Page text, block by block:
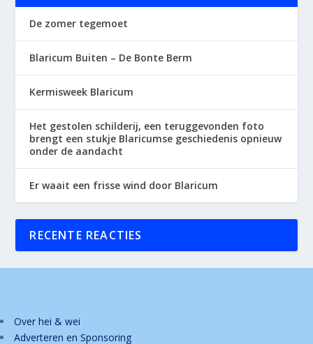
De zomer tegemoet
Blaricum Buiten – De Bonte Berm
Kermisweek Blaricum
Het gestolen schilderij, een teruggevonden foto
brengt een stukje Blaricumse geschiedenis opnieuw
onder de aandacht
Er waait een frisse wind door Blaricum
RECENTE REACTIES
Over hei & wei
Adverteren en Sponsoring